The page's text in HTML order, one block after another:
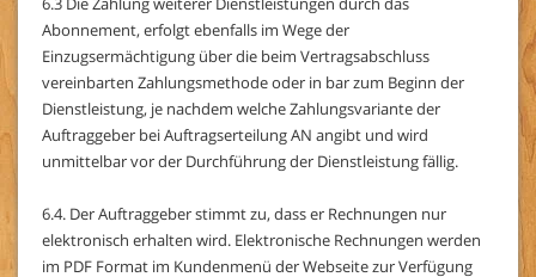
Abonnement, erfolgt ebenfalls im Wege der
Einzugsermächtigung über die beim Vertragsabschluss
vereinbarten Zahlungsmethode oder in bar zum Beginn der
Dienstleistung, je nachdem welche Zahlungsvariante der
Auftraggeber bei Auftragserteilung AN angibt und wird
unmittelbar vor der Durchführung der Dienstleistung fällig.
6.4. Der Auftraggeber stimmt zu, dass er Rechnungen nur
elektronisch erhalten wird. Elektronische Rechnungen werden
im PDF Format im Kundenmenü der Webseite zur Verfügung